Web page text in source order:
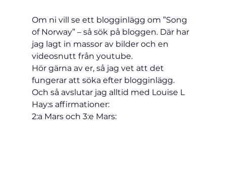
Om ni vill se ett blogginlägg om ”Song
of Norway” – så sök på bloggen. Där har
jag lagt in massor av bilder och en
videosnutt från youtube.
Hör gärna av er, så jag vet att det
fungerar att söka efter blogginlägg.
Och så avslutar jag alltid med Louise L
Hay:s affirmationer:
2:a Mars och 3:e Mars: